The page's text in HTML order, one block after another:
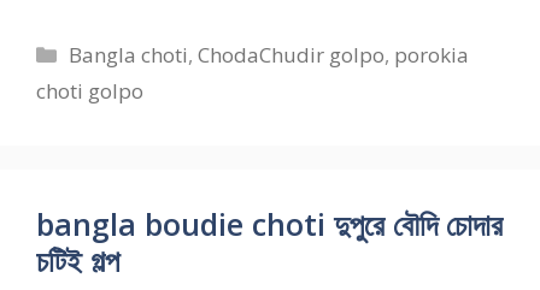
Categories
Bangla choti,ChodaChudir golpo, porokia
choti golpo
bangla boudie choti দুপুরে বৌদি চোদার
চটিই গল্প